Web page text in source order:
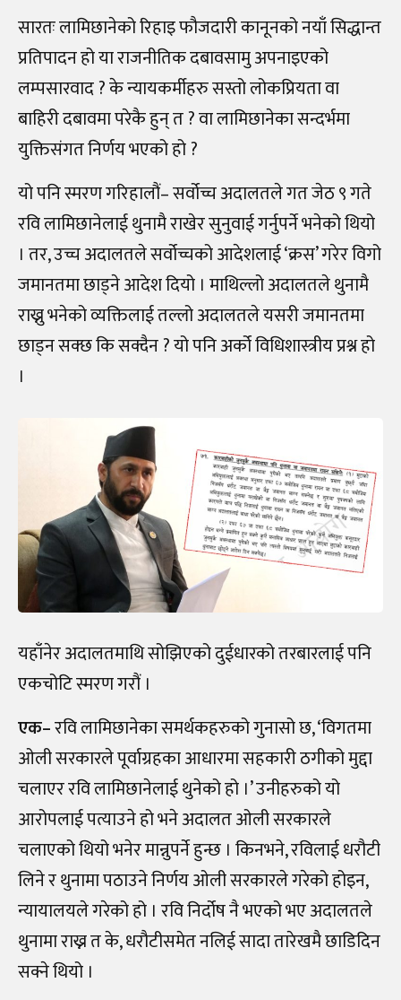
सारतः लामिछानेको रिहाइ फौजदारी कानूनको नयाँ सिद्धान्त
प्रतिपादन हो या राजनीतिक दबावसामु अपनाइएको
लम्पसारवाद ? के न्यायकर्मीहरु सस्तो लोकप्रियता वा
बाहिरी दबावमा परेकै हुन् त ? वा लामिछानेका सन्दर्भमा
युक्तिसंगत निर्णय भएको हो ?
यो पनि स्मरण गरिहालौं–सर्वोच्च अदालतले गत जेठ ९ गते
रवि लामिछानेलाई थुनामै राखेर सुनुवाई गर्नुपर्ने भनेको थियो
। तर, उच्च अदालतले सर्वोच्चको आदेशलाई ‘क्रस’ गरेर विगो
जमानतमा छाड्ने आदेश दियो । माथिल्लो अदालतले थुनामै
राख्नु भनेको व्यक्तिलाई तल्लो अदालतले यसरी जमानतमा
छाड्न सक्छ कि सक्दैन ? यो पनि अर्को विधिशास्त्रीय प्रश्न हो
।
यहाँनेर अदालतमाथि सोझिएको दुईधारको तरबारलाई पनि
एकचोटि स्मरण गरौं ।
एक–रवि लामिछानेका समर्थकहरुको गुनासो छ, ‘विगतमा
ओली सरकारले पूर्वाग्रहका आधारमा सहकारी ठगीको मुद्दा
चलाएर रवि लामिछानेलाई थुनेको हो ।’ उनीहरुको यो
आरोपलाई पत्याउने हो भने अदालत ओली सरकारले
चलाएको थियो भनेर मान्नुपर्ने हुन्छ । किनभने, रविलाई धरौटी
लिने र थुनामा पठाउने निर्णय ओली सरकारले गरेको होइन,
न्यायालयले गरेको हो । रवि निर्दोष नै भएको भए अदालतले
थुनामा राख्न त के, धरौटीसमेत नलिई सादा तारेखमै छाडिदिन
सक्ने थियो ।